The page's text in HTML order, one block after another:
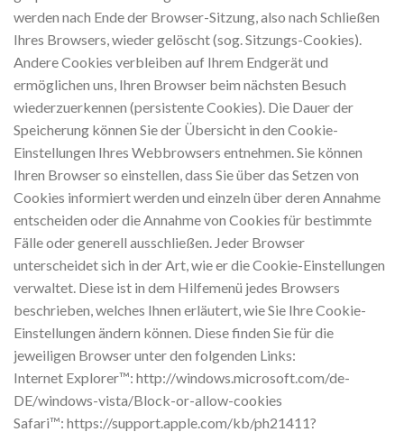
werden nach Ende der Browser-Sitzung, also nach Schließen
Ihres Browsers, wieder gelöscht (sog. Sitzungs-Cookies).
Andere Cookies verbleiben auf Ihrem Endgerät und
ermöglichen uns, Ihren Browser beim nächsten Besuch
wiederzuerkennen (persistente Cookies). Die Dauer der
Speicherung können Sie der Übersicht in den Cookie-
Einstellungen Ihres Webbrowsers entnehmen. Sie können
Ihren Browser so einstellen, dass Sie über das Setzen von
Cookies informiert werden und einzeln über deren Annahme
entscheiden oder die Annahme von Cookies für bestimmte
Fälle oder generell ausschließen. Jeder Browser
unterscheidet sich in der Art, wie er die Cookie-Einstellungen
verwaltet. Diese ist in dem Hilfemenü jedes Browsers
beschrieben, welches Ihnen erläutert, wie Sie Ihre Cookie-
Einstellungen ändern können. Diese finden Sie für die
jeweiligen Browser unter den folgenden Links:
Internet Explorer™: http://windows.microsoft.com/de-
DE/windows-vista/Block-or-allow-cookies
Safari™: https://support.apple.com/kb/ph21411?